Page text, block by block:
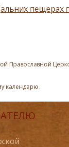
Православной
календарю.